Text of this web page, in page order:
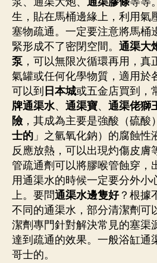
生，貼在馬桶邊緣上，利用氣
塞物疏通。一定要注意將馬桶
緊形成不了密閉空間。 通渠大
泵 ，可以無限次循環再用，
氣罐或任何化學物質，適用於
可以到 日本城或五金店買到，
牌通渠水、 通渠寶、 通渠佬獅
險，其成為主要是強酸（硫酸
士的 」之氫氧化鈉）的腐蝕性
反應放熱，可以出現灼傷皮膚
管疏通劑可以將膠喉管蝕穿，
用通渠水的時候一定要分外小
上。要問通渠水邊隻好？根據
不同的通渠水，部分清潔劑可
潔劑專門針對解決常見的塞
達到疏通的效果。一般浴缸通
哥士的。